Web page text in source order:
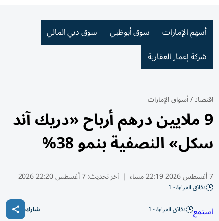
أسهم الإمارات سوق أبوظبي
سوق دبي المالي
شركة إعمار العقارية
اقتصاد/أسواق الإمارات
9 ملايين درهم أرباح «دريك آند
سكل» النصفية بنمو 38%
7 أغسطس 2026 22:19 مساء | آخر تحديث:7 أغسطس 22:20 2026
دقائق القراءة - 1
استمع دقائق القراءة - 1 شارك